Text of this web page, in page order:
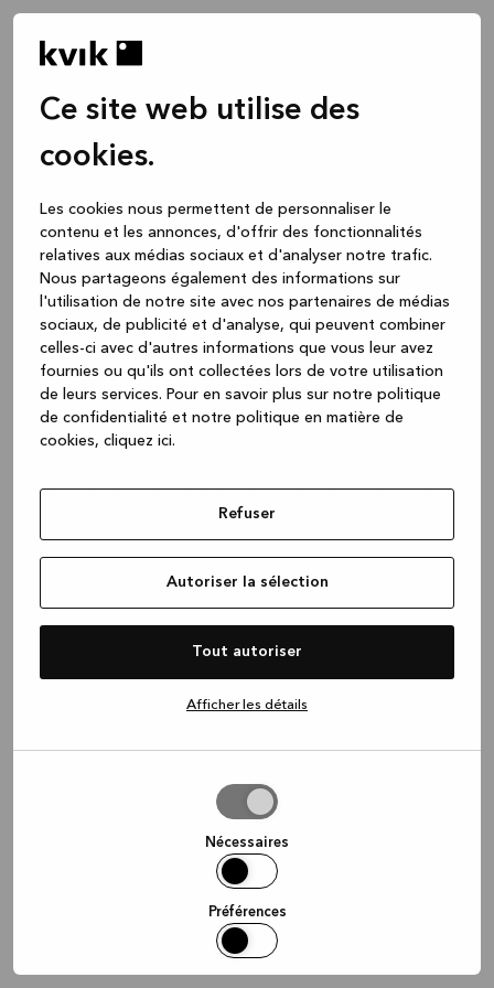
Ce site web utilise des
cookies.
Les cookies nous permettent de personnaliser le
contenu et les annonces, d'offrir des fonctionnalités
relatives aux médias sociaux et d'analyser notre trafic.
Nous partageons également des informations sur
l'utilisation de notre site avec nos partenaires de médias
sociaux, de publicité et d'analyse, qui peuvent combiner
celles-ci avec d'autres informations que vous leur avez
fournies ou qu'ils ont collectées lors de votre utilisation
de leurs services. Pour en savoir plus sur notre politique
de confidentialité et notre politique en matière de
cookies, cliquez ici.
Refuser
Autoriser la sélection
Tout autoriser
Afficher les détails
Nécessaires
Préférences
loadingwww.kvik.be (see the browser console for more
information)